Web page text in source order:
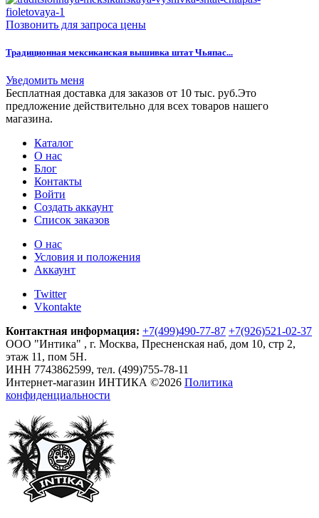
Позвонить для запроса цены
Традиционная мексиканская вышивка штат Чьяпас...
Уведомить меня
Бесплатная доставка для заказов от 10 тыс. руб.Это
предложение действительно для всех товаров нашего
магазина.
Каталог
О нас
Блог
Контакты
Войти
Создать аккаунт
Список заказов
О нас
Условия и положения
Аккаунт
Twitter
Vkontakte
Контактная информация: +7(499)490-77-87 +7(926)521-02-37
ООО "Интика" , г. Москва, Пресненская наб, дом 10, стр 2,
этаж 11, пом 5Н.
ИНН 7743862599, тел. (499)755-78-11
Интернет-магазин ИНТИКА ©2026 Политика
конфиденциальности